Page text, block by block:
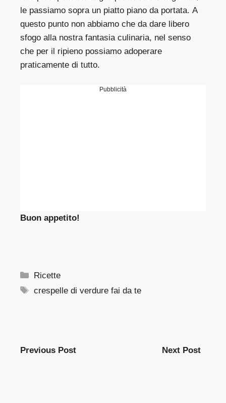
le passiamo sopra un piatto piano da portata. A
questo punto non abbiamo che da dare libero
sfogo alla nostra fantasia culinaria, nel senso
che per il ripieno possiamo adoperare
praticamente di tutto.
Pubblicità
Buon appetito!
Categorie
Ricette
Tag
crespelle di verdure fai da te
Previous Post Next Post